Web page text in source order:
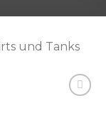
und Tanks